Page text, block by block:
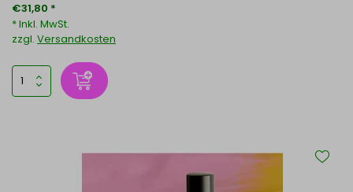
€31,80 *
* Inkl. MwSt.
zzgl. Versandkosten